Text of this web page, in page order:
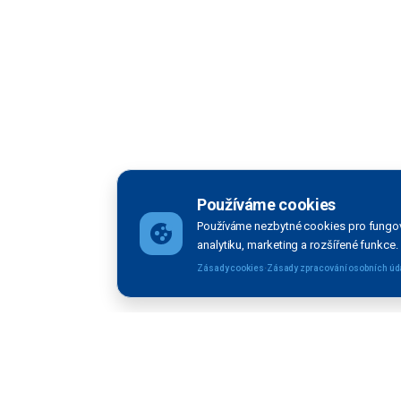
Používáme cookies
Používáme nezbytné cookies pro
analytiku, marketing a rozšířené funkce.
Zásady cookies·Zásady zpracování osobních